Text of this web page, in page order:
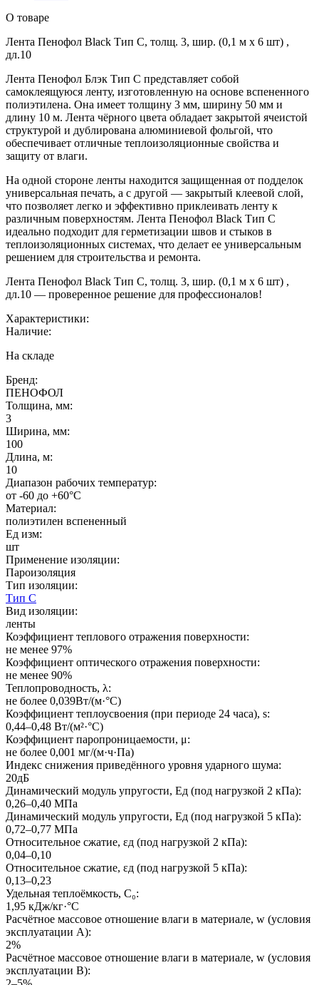
О товаре
Лента Пенофол Black Тип C, толщ. 3, шир. (0,1 м х 6 шт) ,
дл.10
Лента Пенофол Блэк Тип C представляет собой
самоклеящуюся ленту, изготовленную на основе вспененного
полиэтилена. Она имеет толщину 3 мм, ширину 50 мм и
длину 10 м. Лента чёрного цвета обладает закрытой ячеистой
структурой и дублирована алюминиевой фольгой, что
обеспечивает отличные теплоизоляционные свойства и
защиту от влаги.
На одной стороне ленты находится защищенная от подделок
универсальная печать, а с другой — закрытый клеевой слой,
что позволяет легко и эффективно приклеивать ленту к
различным поверхностям. Лента Пенофол Black Тип C
идеально подходит для герметизации швов и стыков в
теплоизоляционных системах, что делает ее универсальным
решением для строительства и ремонта.
Лента Пенофол Black Тип C, толщ. 3, шир. (0,1 м х 6 шт) ,
дл.10 — проверенное решение для профессионалов!
Характеристики:
Наличие:
На складе
Бренд:
ПЕНОФОЛ
Толщина, мм:
3
Ширина, мм:
100
Длина, м:
10
Диапазон рабочих температур:
от -60 до +60°C
Материал:
полиэтилен вспененный
Ед изм:
шт
Применение изоляции:
Пароизоляция
Тип изоляции:
Тип С
Вид изоляции:
ленты
Коэффициент теплового отражения поверхности:
не менее 97%
Коэффициент оптического отражения поверхности:
не менее 90%
Теплопроводность, λ:
не более 0,039Вт/(м·°C)
Коэффициент теплоусвоения (при периоде 24 часа), s:
0,44–0,48 Вт/(м²·°C)
Коэффициент паропроницаемости, μ:
не более 0,001 мг/(м·ч·Па)
Индекс снижения приведённого уровня ударного шума:
20дБ
Динамический модуль упругости, Eд (под нагрузкой 2 кПа):
0,26–0,40 МПа
Динамический модуль упругости, Eд (под нагрузкой 5 кПа):
0,72–0,77 МПа
Относительное сжатие, εд (под нагрузкой 2 кПа):
0,04–0,10
Относительное сжатие, εд (под нагрузкой 5 кПа):
0,13–0,23
Удельная теплоёмкость, C₀:
1,95 кДж/кг·°C
Расчётное массовое отношение влаги в материале, w (условия
эксплуатации A):
2%
Расчётное массовое отношение влаги в материале, w (условия
эксплуатации B):